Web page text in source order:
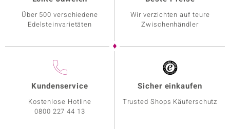
Über 500 verschiedene
Edelsteinvarietäten
Wir verzichten auf teure
Zwischenhändler
Kundenservice
Kostenlose Hotline
0800 227 44 13
Sicher einkaufen
Trusted Shops Käuferschutz